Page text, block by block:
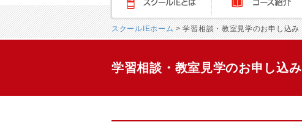
スクールＩＥとは コース紹介
スクールIEホーム> 学習相談・教室見学のお申し込み
学習相談・教室見学のお申し込み